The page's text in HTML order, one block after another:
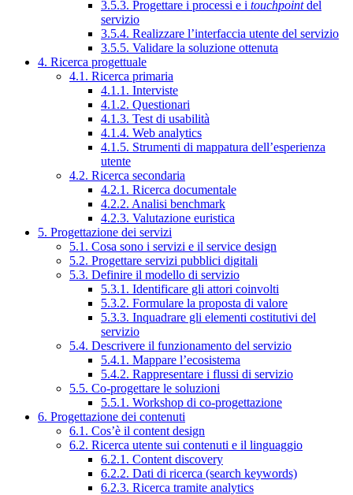
3.5.3. Progettare i processi e i touchpointdel
servizio
3.5.4. Realizzare l’interfaccia utente del servizio
3.5.5. Validare la soluzione ottenuta
4. Ricerca progettuale
4.1. Ricerca primaria
4.1.1. Interviste
4.1.2. Questionari
4.1.3. Test di usabilità
4.1.4. Web analytics
4.1.5. Strumenti di mappatura dell’esperienza
utente
4.2. Ricerca secondaria
4.2.1. Ricerca documentale
4.2.2. Analisi benchmark
4.2.3. Valutazione euristica
5. Progettazione dei servizi
5.1. Cosa sono i servizi e il service design
5.2. Progettare servizi pubblici digitali
5.3. Definire il modello di servizio
5.3.1. Identificare gli attori coinvolti
5.3.2. Formulare la proposta di valore
5.3.3. Inquadrare gli elementi costitutivi del
servizio
5.4. Descrivere il funzionamento del servizio
5.4.1. Mappare l’ecosistema
5.4.2. Rappresentare i flussi di servizio
5.5. Co-progettare le soluzioni
5.5.1. Workshop di co-progettazione
6. Progettazione dei contenuti
6.1. Cos’è il content design
6.2. Ricerca utente sui contenuti e il linguaggio
6.2.1. Content discovery
6.2.2. Dati di ricerca (search keywords)
6.2.3. Ricerca tramite analytics